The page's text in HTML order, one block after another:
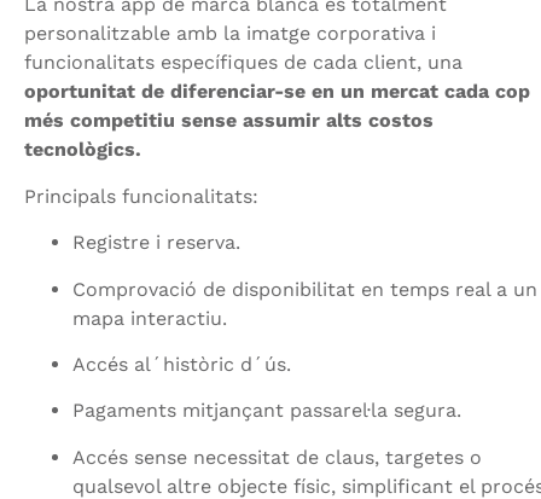
La nostra app de marca blanca és totalment
personalitzable amb la imatge corporativa i
funcionalitats específiques de cada client, una
oportunitat de diferenciar-se en un mercat cada cop
més competitiu sense assumir alts costos
tecnològics.
Principals funcionalitats:
Registre i reserva.
Comprovació de disponibilitat en temps real a un
mapa interactiu.
Accés al´històric d´ús.
Pagaments mitjançant passarel·la segura.
Accés sense necessitat de claus, targetes o
qualsevol altre objecte físic, simplificant el